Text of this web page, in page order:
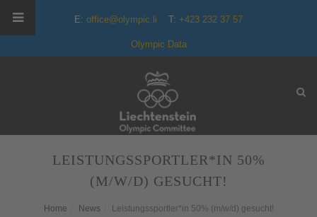
E: office@olympic.li T: +423 232 37 57
Olympic Data
LEISTUNGSSPORTLER*IN 50%
(M/W/D) GESUCHT!
Home News Leistungssportler*in 50% (m/w/d) gesucht!